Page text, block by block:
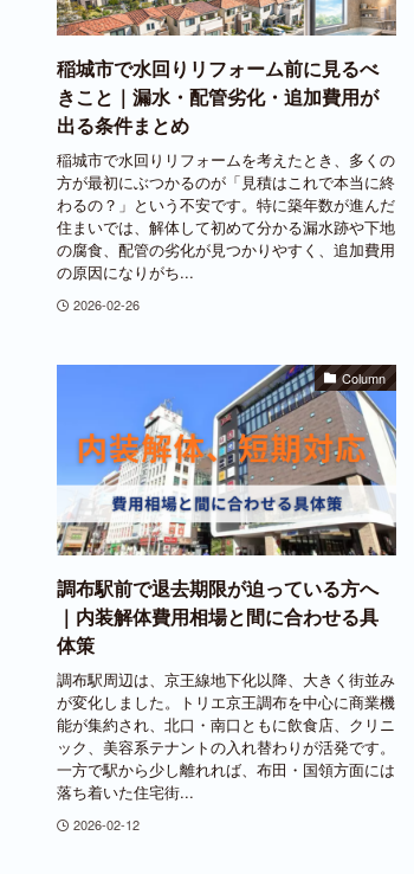
稲城市で水回りリフォーム前に見るべ
きこと｜漏水・配管劣化・追加費用が
出る条件まとめ
稲城市で水回りリフォームを考えたとき、多くの
方が最初にぶつかるのが「見積はこれで本当に終
わるの？」という不安です。特に築年数が進んだ
住まいでは、解体して初めて分かる漏水跡や下地
の腐食、配管の劣化が見つかりやすく、追加費用
の原因になりがち...
2026-02-26
Column
調布駅前で退去期限が迫っている方へ
｜内装解体費用相場と間に合わせる具
体策
調布駅周辺は、京王線地下化以降、大きく街並み
が変化しました。トリエ京王調布を中心に商業機
能が集約され、北口・南口ともに飲食店、クリニ
ック、美容系テナントの入れ替わりが活発です。
一方で駅から少し離れれば、布田・国領方面には
落ち着いた住宅街...
2026-02-12